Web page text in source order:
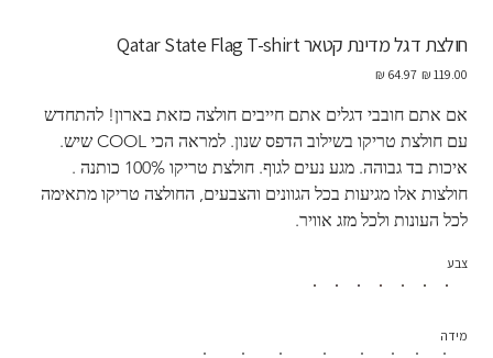
חולצת דגל מדינת קטאר Qatar State Flag T-shirt
מחיר
מחיר
‏64.97 ‏₪
אם אתם חובבי דגלים אתם חייבים חולצה כזאת בארון! להתחדש
עם חולצת טריקו בשילוב הדפס שנון. למראה הכי COOL שיש.
איכות בד גבוהה. מגע נעים לגוף. חולצת טריקו 100% כותנה .
חולצות אלו מגיעות בכל הגוונים והצבעים, החולצה טריקו מתאימה
לכל העונות ולכל מזג אוויר.
צבע
מידה